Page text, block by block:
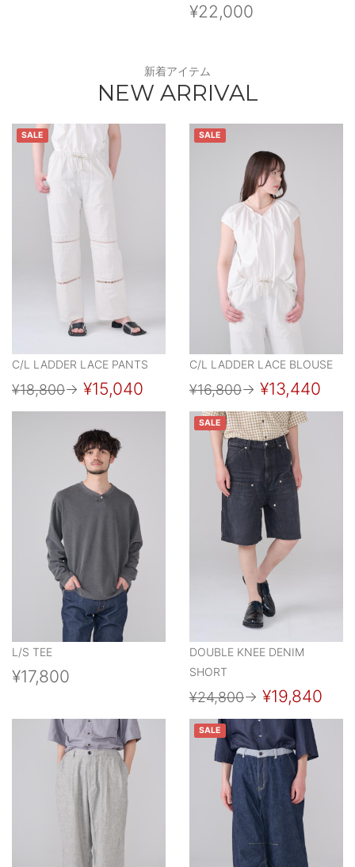
¥22,000
新着アイテム
NEW ARRIVAL
SALE
C/L LADDER LACE PANTS
¥18,800→ ¥15,040
SALE
C/L LADDER LACE BLOUSE
¥16,800→ ¥13,440
L/S TEE
¥17,800
SALE
DOUBLE KNEE DENIM
SHORT
¥24,800→ ¥19,840
SALE